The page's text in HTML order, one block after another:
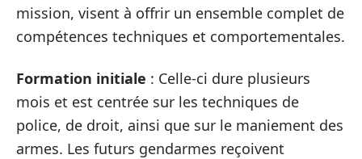
mission, visent à offrir un ensemble complet de
compétences techniques et comportementales.
Formation initiale : Celle-ci dure plusieurs
mois et est centrée sur les techniques de
police, de droit, ainsi que sur le maniement des
armes. Les futurs gendarmes reçoivent